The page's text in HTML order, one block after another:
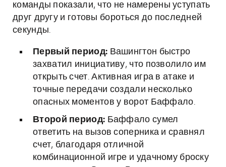
команды показали, что не намерены уступать
друг другу и готовы бороться до последней
секунды.
Первый период: Вашингтон быстро
захватил инициативу, что позволило им
открыть счет. Активная игра в атаке и
точные передачи создали несколько
опасных моментов у ворот Баффало.
Второй период: Баффало сумел
ответить на вызов соперника и сравнял
счет, благодаря отличной
комбинационной игре и удачному броску